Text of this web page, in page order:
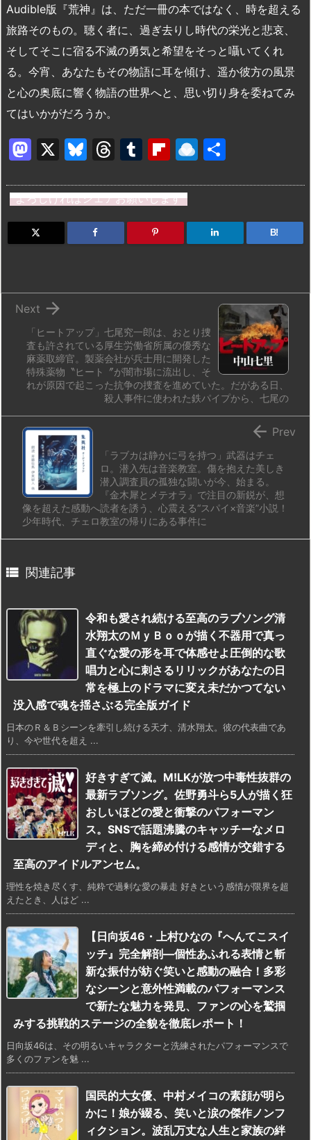
Audible版『荒神』は、ただ一冊の本ではなく、時を超える
旅路そのもの。聴く者に、過ぎ去りし時代の栄光と悲哀、
そしてそこに宿る不滅の勇気と希望をそっと囁いてくれ
る。今宵、あなたもその物語に耳を傾け、遥か彼方の風景
と心の奥底に響く物語の世界へと、思い切り身を委ねてみ
てはいかがだろうか。
M
st
o
d
X
Bl
e
s
k
T
e
a
d
T
m
bl
r
Fl
b
o
ar
R
n
dr
o
よろしければシェアお願いします
B!
「ヒートアップ」七尾究一郎は、おとり捜
査も許されている厚生労働省所属の優秀な
麻薬取締官。製薬会社が兵士用に開発した
特殊薬物〝ヒート〞が闇市場に流出し、そ
れが原因で起こった抗争の捜査を進めていた。だがある日、
殺人事件に使われた鉄パイプから、七尾の

Next
「ラブカは静かに弓を持つ」武器はチェ
ロ。潜入先は音楽教室。傷を抱えた美しき
潜入調査員の孤独な闘いが今、始まる。
『金木犀とメテオラ』で注目の新鋭が、想
像を超えた感動へ読者を誘う、心震える“スパイ×音楽”小説！
少年時代、チェロ教室の帰りにある事件に
 Prev
 関連記事
令和も愛され続ける至高のラブソング清
水翔太のＭｙＢｏｏが描く不器用で真っ
直ぐな愛の形を耳で体感せよ圧倒的な歌
唱力と心に刺さるリリックがあなたの日
常を極上のドラマに変え未だかつてない
没入感で魂を揺さぶる完全版ガイド
日本のＲ＆Ｂシーンを牽引し続ける天才、清水翔太。彼の代表曲であ
り、今や世代を超え ...
好きすぎて滅。M!LKが放つ中毒性抜群の
最新ラブソング。佐野勇斗ら5人が描く狂
おしいほどの愛と衝撃のパフォーマン
ス。SNSで話題沸騰のキャッチーなメロ
ディと、胸を締め付ける感情が交錯する
至高のアイドルアンセム。
理性を焼き尽くす、純粋で過剰な愛の暴走 好きという感情が限界を超
えたとき、人はど ...
【日向坂46・上村ひなの『へんてこスイ
ッチ』完全解剖―個性あふれる表情と斬
新な振付が紡ぐ笑いと感動の融合！多彩
なシーンと意外性満載のパフォーマンス
で新たな魅力を発見、ファンの心を鷲掴
みする挑戦的ステージの全貌を徹底レポート！
日向坂46は、その明るいキャラクターと洗練されたパフォーマンスで
多くのファンを魅 ...
国民的大女優、中村メイコの素顔が明ら
かに！娘が綴る、笑いと涙の傑作ノンフ
ィクション。波乱万丈な人生と家族の絆